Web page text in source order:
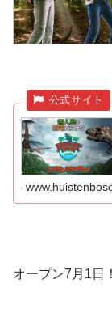
オープン7月1日